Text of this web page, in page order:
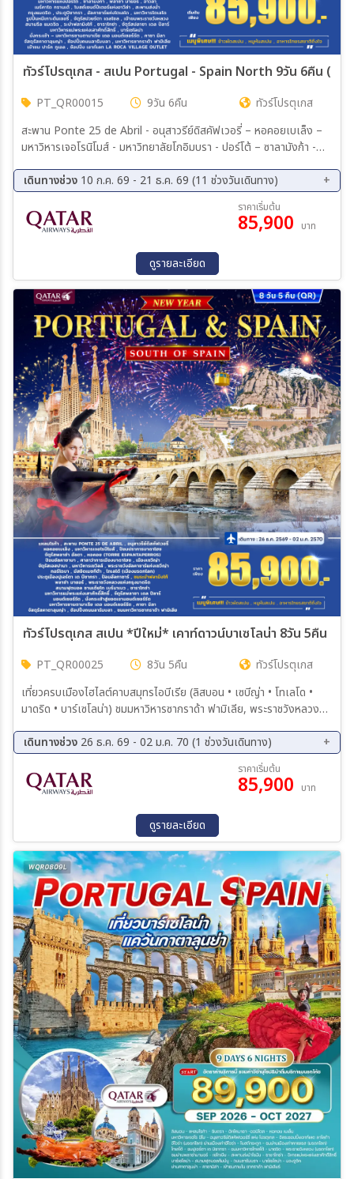
ทัวร์โปรตุเกส - สเปน Portugal - Spain North 9วัน 6คืน (QR)
PT_QR00015 9วัน 6คืน
ทัวร์โปรตุเกส
สะพาน Ponte 25 de Abril - อนุสาวรีย์ดิสคัฟเวอรี่ – หอคอยเบเล็ง –
มหาวิหารเจอโรนิโมส์ - มหาวิทยาลัยโกอิมบรา - ปอร์โต้ – ซาลามังก้า -
เลโด เข้าชมพระราชวังหลวง - สนามรีล แมดริด - ระบำฟลามิงโก้
เดินทางช่วง 10 ก.ค. 69 - 21 ธ.ค. 69 (11 ช่วงวันเดินทาง)
21 ก.ย. 69 - 29 ก.ย. 69
05 ต.ค. 69 - 13 ต.ค. 69
19 ต.ค. 69 - 27 ต.ค. 69
19 พ.ย. 69 - 27 พ.ย. 69
03 ธ.ค. 69 - 11 ธ.ค. 69
23 ม.ค. 70 - 31 ม.ค. 70
06 มี.ค. 70 - 14 มี.ค. 70
21 มี.ค. 70 - 29 มี.ค. 70
ราคาเริ่มต้น
85,900 บาท
ดูรายละเอียด
ทัวร์โปรตุเกส สเปน *ปีใหม่* เคาท์ดาวน์บาเซโลน่า 8วัน 5คืน
PT_QR00025 8วัน 5คืน
ทัวร์โปรตุเกส
เที่ยวครบเมืองไฮไลต์คาบสมุทรไอบีเรีย (ลิสบอน • เซบีญ่า • โทเลโด •
มาดริด • บาร์เซโลน่า) ชมมหาวิหารซากราด้า ฟามิเลีย, พระราชวังหลวง
โก้ พร้อมเคาท์ดาวน์รับปีใหม่ที่บาร์เซโลน่า และลิ้มลองเมนูเด็ดข้าวผัดสเปน
กับหมูหันสเปน!
เดินทางช่วง 26 ธ.ค. 69 - 02 ม.ค. 70 (1 ช่วงวันเดินทาง)
ราคาเริ่มต้น
85,900 บาท
ดูรายละเอียด